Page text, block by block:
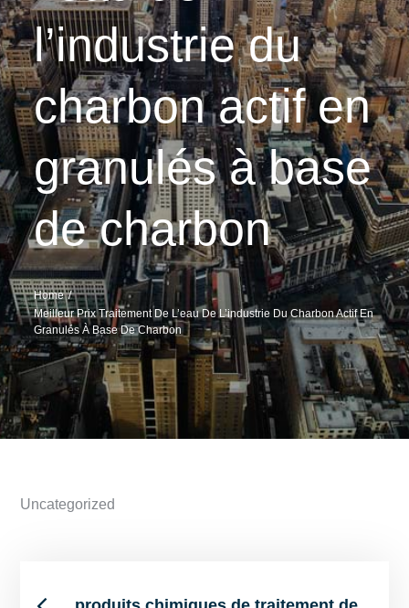
l’industrie du
charbon actif en
granulés à base
de charbon
Home
Meilleur Prix Traitement De L’eau De L’industrie Du Charbon Actif En
Granulés À Base De Charbon
Uncategorized